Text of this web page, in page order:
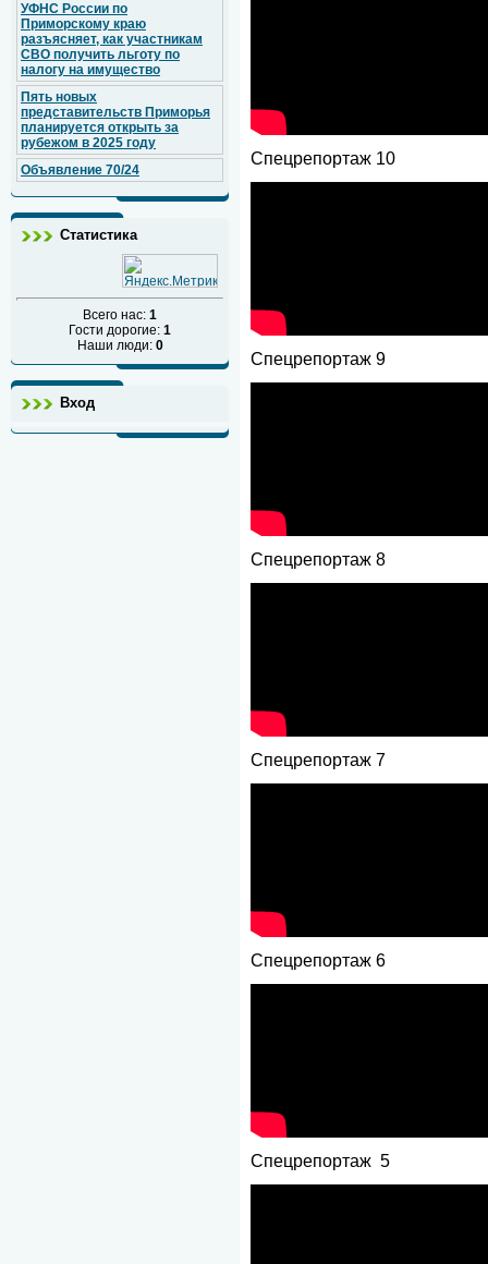
УФНС России по
Приморскому краю
разъясняет, как участникам
СВО получить льготу по
налогу на имущество
Пять новых
представительств Приморья
планируется открыть за
рубежом в 2025 году
Объявление 70/24
Статистика
Всего нас: 1
Гости дорогие: 1
Наши люди: 0
Вход
Спецрепортаж 10
Спецрепортаж 9
Спецрепортаж 8
Спецрепортаж 7
Спецрепортаж 6
Спецрепортаж 5